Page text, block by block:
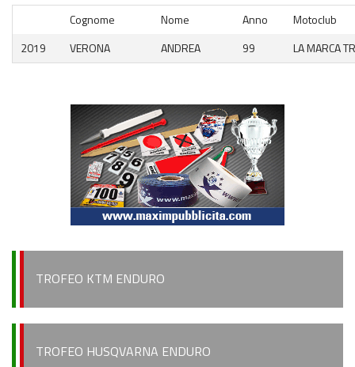
Cognome Nome Anno
Motoclub
2019
VERONA ANDREA 99 LA MARCA
TROFEO KTM ENDURO
TROFEO HUSQVARNA ENDURO